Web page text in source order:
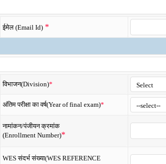
ईमेल (Email Id) *
विभाजन(Division)*
अंतिम परीक्षा का वर्ष(Year of final exam)*
नामांकन/पंजीयन क्रमांक
(Enrollment Number)*
WES संदर्भ संख्या(WES REFERENCE